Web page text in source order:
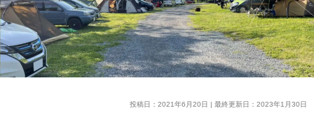
投稿日：2021年6月20日 | 最終更新日：2023年1月30日